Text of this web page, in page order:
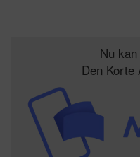
Nu
Den Korte